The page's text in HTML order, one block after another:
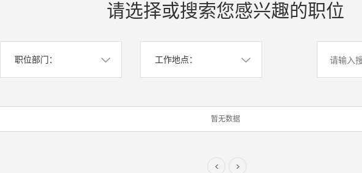
请选择或搜索您感兴趣的职位
职位部门： 工作地点：
暂无数据